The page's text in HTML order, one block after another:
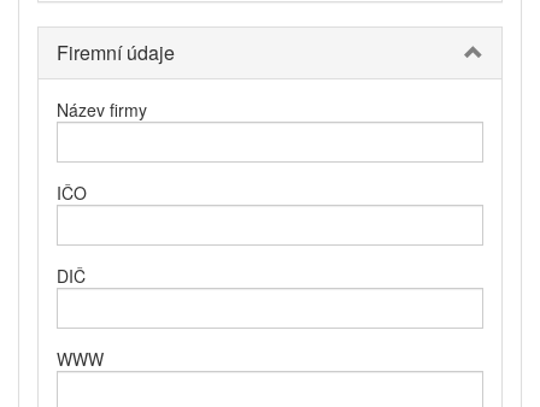
Firemní údaje
Název firmy
IČO
DIČ
WWW